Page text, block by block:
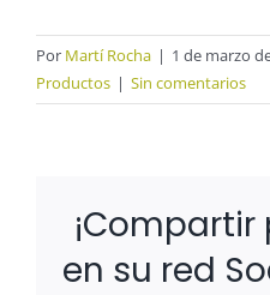
Por Martí Rocha | 1 de marzo
Productos | Sin comentarios
en su red